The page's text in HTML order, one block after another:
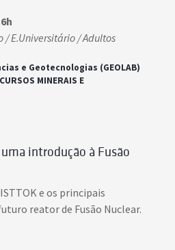
/ E.Universitário / Adultos
e Geotecnologias (GEOLAB)
MINERAIS E
introdução à Fusão
e os principais
reator de Fusão Nuclear.